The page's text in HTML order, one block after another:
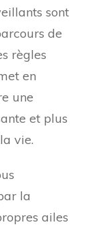
sont
de
règles
en
une
et plus
vie.
la
ailes